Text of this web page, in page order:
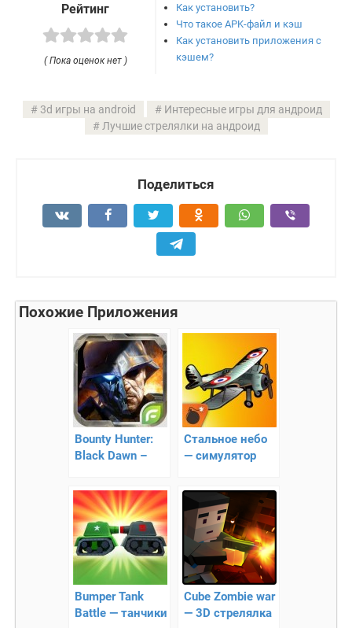
Рейтинг
( Пока оценок нет )
Как установить?
Что такое APK-файл и кэш
Как установить приложения с
кэшем?
3d игры на android
Интересные игры для андроид
Лучшие стрелялки на андроид
Поделиться
Похожие Приложения
Bounty Hunter:
Black Dawn –
шутер с
неплохой 3D
графикой
Стальное небо
— симулятор
Bumper Tank
Battle — танчики
Cube Zombie war
— 3D стрелялка